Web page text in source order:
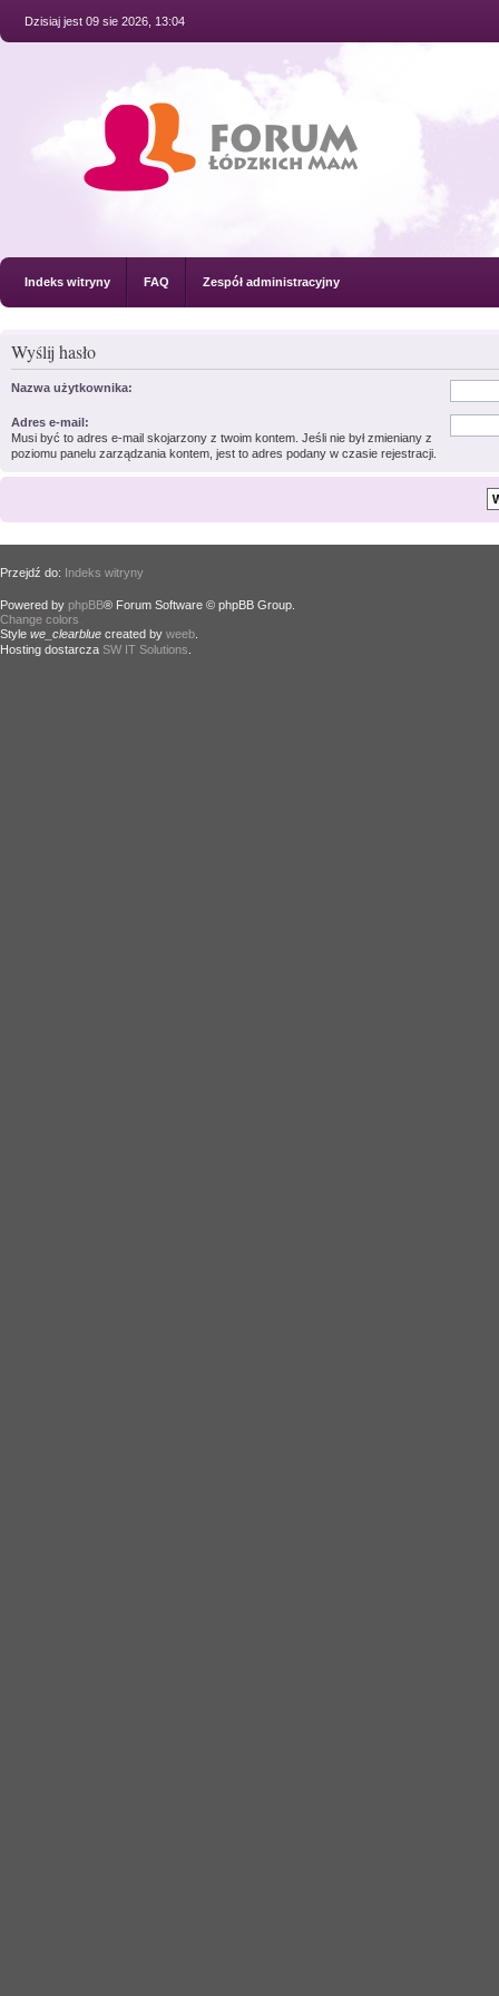
Dzisiaj jest 09 sie 2026, 13:04
Indeks witryny FAQ Zespół administracyjny
Wyślij hasło
Nazwa użytkownika:
Adres e-mail:
Musi być to adres e-mail skojarzony z twoim kontem. Jeśli nie był zmieniany z
poziomu panelu zarządzania kontem, jest to adres podany w czasie rejestracji.
Przejdź do: Indeks witryny
Powered by phpBB® Forum Software © phpBB Group.
Change colors
Style we_clearblue created by weeb
Hosting dostarcza SW IT Solutions